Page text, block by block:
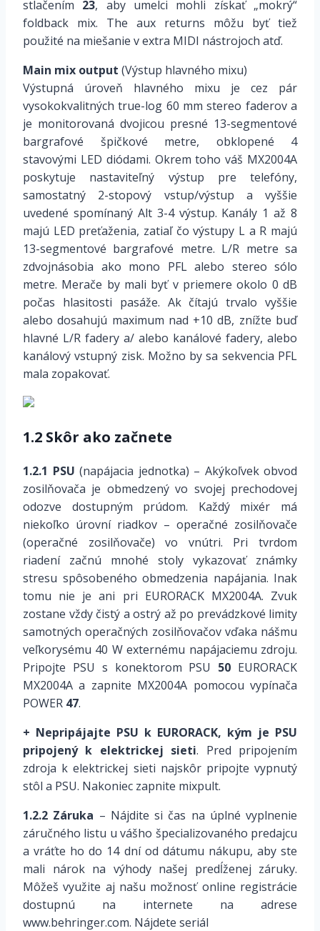
stlačením 23, aby umelci mohli získať „mokrý“
foldback mix. The aux returns môžu byť tiež
použité na miešanie v extra MIDI nástrojoch atď.
Main mix output (Výstup hlavného mixu)
Výstupná úroveň hlavného mixu je cez pár
vysokokvalitných true-log 60 mm stereo faderov a
je monitorovaná dvojicou presné 13-segmentové
bargrafové špičkové metre, obklopené 4
stavovými LED diódami. Okrem toho váš MX2004A
poskytuje nastaviteľný výstup pre telefóny,
samostatný 2-stopový vstup/výstup a vyššie
uvedené spomínaný Alt 3-4 výstup. Kanály 1 až 8
majú LED preťaženia, zatiaľ čo výstupy L a R majú
13-segmentové bargrafové metre. L/R metre sa
zdvojnásobia ako mono PFL alebo stereo sólo
metre. Merače by mali byť v priemere okolo 0 dB
počas hlasitosti pasáže. Ak čítajú trvalo vyššie
alebo dosahujú maximum nad +10 dB, znížte buď
hlavné L/R fadery a/ alebo kanálové fadery, alebo
kanálový vstupný zisk. Možno by sa sekvencia PFL
mala zopakovať.
1.2 Skôr ako začnete
1.2.1 PSU (napájacia jednotka) – Akýkoľvek obvod
zosilňovača je obmedzený vo svojej prechodovej
odozve dostupným prúdom. Každý mixér má
niekoľko úrovní riadkov – operačné zosilňovače
(operačné zosilňovače) vo vnútri. Pri tvrdom
riadení začnú mnohé stoly vykazovať známky
stresu spôsobeného obmedzenia napájania. Inak
tomu nie je ani pri EURORACK MX2004A. Zvuk
zostane vždy čistý a ostrý až po prevádzkové limity
samotných operačných zosilňovačov vďaka nášmu
veľkorysému 40 W externému napájaciemu zdroju.
Pripojte PSU s konektorom PSU 50 EURORACK
MX2004A a zapnite MX2004A pomocou vypínača
POWER 47.
+ Nepripájajte PSU k EURORACK, kým je PSU
pripojený k elektrickej sieti. Pred pripojením
zdroja k elektrickej sieti najskôr pripojte vypnutý
stôl a PSU. Nakoniec zapnite mixpult.
1.2.2 Záruka – Nájdite si čas na úplné vyplnenie
záručného listu u vášho špecializovaného predajcu
a vráťte ho do 14 dní od dátumu nákupu, aby ste
mali nárok na výhody našej predĺženej záruky.
Môžeš využite aj našu možnosť online registrácie
dostupnú na internete na adrese
www.behringer.com. Nájdete seriál